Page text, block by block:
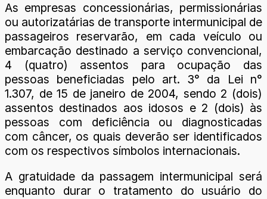
As empresas concessionárias, permissionárias
ou autorizatárias de transporte intermunicipal de
passageiros reservarão, em cada veículo ou
embarcação destinado a serviço convencional,
4 (quatro) assentos para ocupação das
pessoas beneficiadas pelo art. 3° da Lei n°
1.307, de 15 de janeiro de 2004, sendo 2 (dois)
assentos destinados aos idosos e 2 (dois) às
pessoas com deficiência ou diagnosticadas
com câncer, os quais deverão ser identificados
com os respectivos símbolos internacionais.
A gratuidade da passagem intermunicipal será
enquanto durar o tratamento do usuário do